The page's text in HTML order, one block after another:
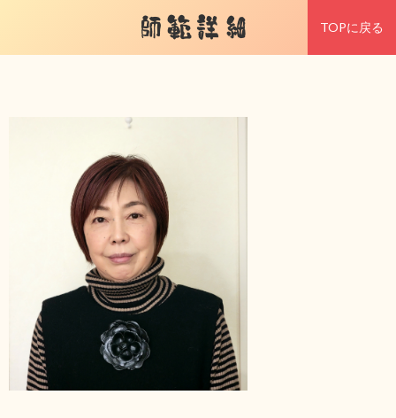
師範詳細 TOPに戻る